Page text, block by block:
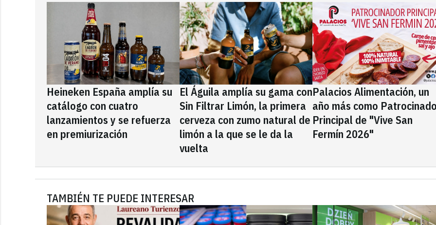
Heineken España amplía su
catálogo con cuatro
lanzamientos y se refuerza
en premiurización
El Águila amplía su gama con
Sin Filtrar Limón, la primera
cerveza con zumo natural de
limón a la que se le da la
vuelta
Palacios Alimentación, un
año más como
Principal de "Vive San
Fermín 2026"
TAMBIÉN TE PUEDE INTERESAR